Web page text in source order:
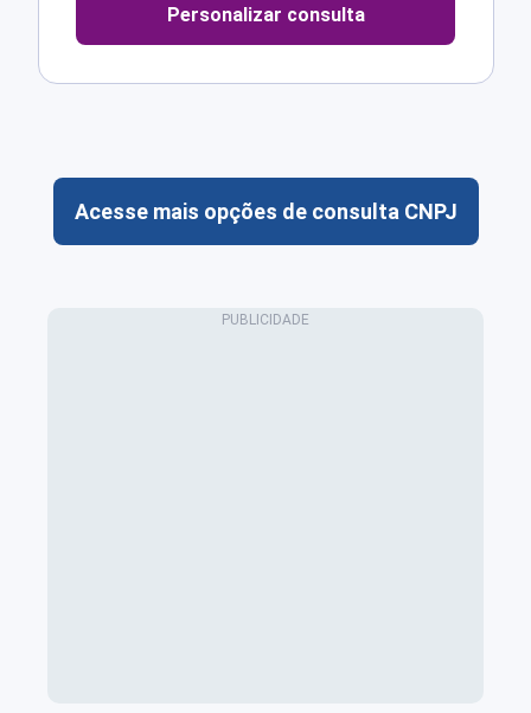
Personalizar consulta
Acesse mais opções de consulta CNPJ